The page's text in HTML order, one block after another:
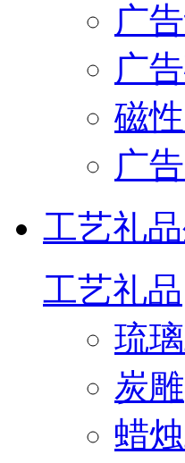
广
广
磁
广
工艺礼品
工艺礼品
琉
炭雕
蜡